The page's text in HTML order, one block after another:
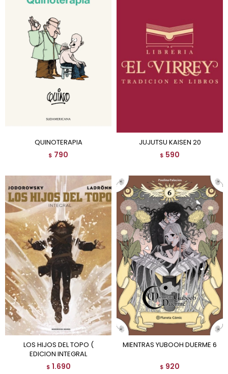
QUINOTERAPIA
$ 790
JUJUTSU KAISEN 20
$ 590
LOS HIJOS DEL TOPO (
EDICION INTEGRAL
$ 1.690
MIENTRAS YUBOOH DUERME 6
$ 920